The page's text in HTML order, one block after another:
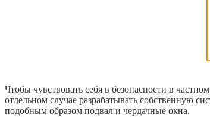
Чтобы чувствовать себя в безопасности в
отдельном случае разрабатывать собственную
подобным образом подвал и чердачные окна.